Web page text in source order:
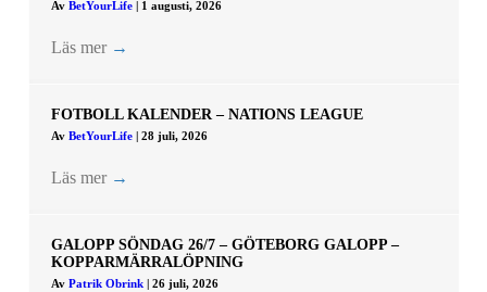
Av BetYourLife 1 augusti, 2026
Läs mer →
FOTBOLL KALENDER – NATIONS LEAGUE
Av BetYourLife 28 juli, 2026
Läs mer →
GALOPP SÖNDAG 26/7 – GÖTEBORG GALOPP –
KOPPARMÄRRALÖPNING
Av Patrik Obrink 26 juli, 2026